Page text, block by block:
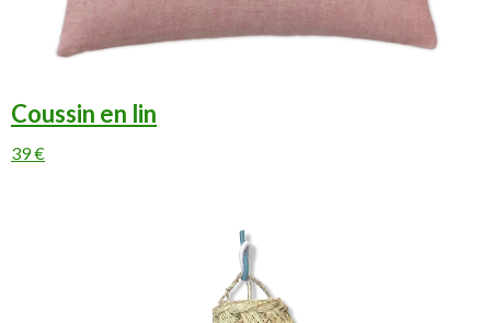
Coussin en lin
39 €